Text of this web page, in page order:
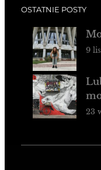
OSTATNIE POSTY
9
23